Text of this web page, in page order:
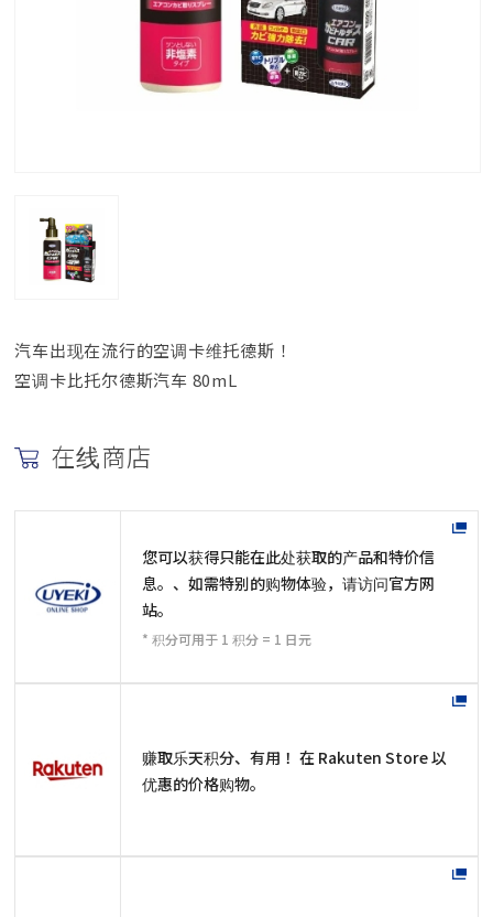
汽车出现在流行的空调卡维托德斯！
空调卡比托尔德斯汽车 80mL
在线商店
您可以获得只能在此处获取的产品和特价信
息。、如需特别的购物体验，请访问官方网
站。
* 积分可用于 1 积分 = 1 日元
赚取乐天积分、有用！ 在 Rakuten Store 以
优惠的价格购物。